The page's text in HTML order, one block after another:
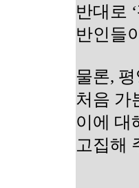
반대로
반인들
물론,
처음 가
이에 대
고집해